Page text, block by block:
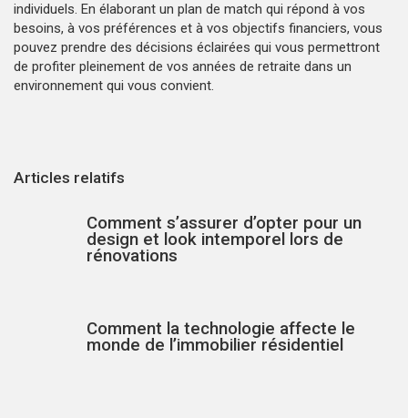
individuels. En élaborant un plan de match qui répond à vos
besoins, à vos préférences et à vos objectifs financiers, vous
pouvez prendre des décisions éclairées qui vous permettront
de profiter pleinement de vos années de retraite dans un
environnement qui vous convient.
Articles relatifs
Comment s’assurer d’opter pour un
design et look intemporel lors de
rénovations
Comment la technologie affecte le
monde de l’immobilier résidentiel